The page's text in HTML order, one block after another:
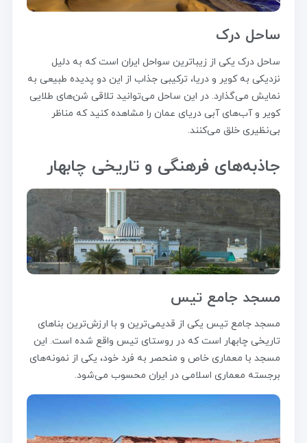
ساحل درک
ساحل درک یکی از زیباترین سواحل ایران است که به دلیل
نزدیکی به کویر و دریا، ترکیبی جذاب از این دو پدیده طبیعی به
نمایش می‌گذارد. در این ساحل می‌توانید تلاقی شن‌های طلایی
کویر و آب‌های آبی دریای عمان را مشاهده کنید که مناظر
بی‌نظیری خلق می‌کنند.
جاذبه‌های فرهنگی و تاریخی چابهار
مسجد جامع تیس
مسجد جامع تیس یکی از قدیمی‌ترین و با ارزش‌ترین بناهای
تاریخی چابهار است که در روستای تیس واقع شده است. این
مسجد با معماری خاص و منحصر به فرد خود، یکی از نمونه‌های
برجسته معماری اسلامی در ایران محسوب می‌شود.